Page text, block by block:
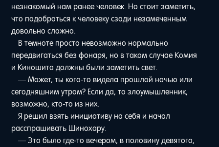
незнакомый нам ранее человек. Но стоит заметить,
что подобраться к человеку сзади незамеченным
довольно сложно.
В темноте просто невозможно нормально
передвигаться без фонаря, но в таком случае Комия
и Киношита должны были заметить свет.
— Может, ты кого-то видела прошлой ночью или
сегодняшним утром? Если да, то злоумышленник,
возможно, кто-то из них.
Я решил взять инициативу на себя и начал
расспрашивать Шинохару.
— Это было где-то вечером, в половину девятого,